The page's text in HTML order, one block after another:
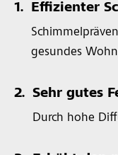
1. Effizienter
gesundes
2. Sehr gutes
Durch hohe